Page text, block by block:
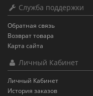
Служба поддержки
Обратная связь
Возврат товара
Карта сайта
Личный Кабинет
Личный Кабинет
История заказов